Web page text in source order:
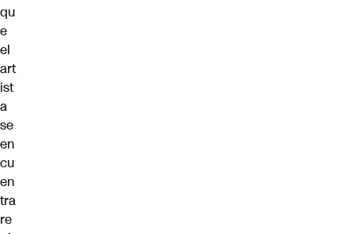
qu
e
el
art
ist
a
se
en
cu
en
tra
re